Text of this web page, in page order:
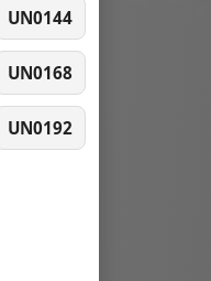
UN0144
UN0168
UN0192